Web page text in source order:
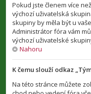
Pokud jste členem více
výchozí uživatelská
skupiny by měla být u
Administrátor fóra vám
výchozí uživatelské
Nahoru
K čemu slouží odkaz
Na této stránce můžete